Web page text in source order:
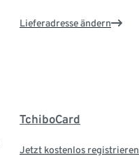
Lieferadresse ändern
TchiboCard
Jetzt kostenlos registrieren